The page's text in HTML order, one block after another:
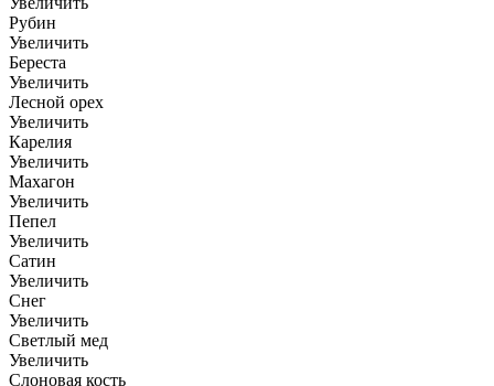
Рубин
Увеличить
Береста
Увеличить
Лесной орех
Увеличить
Карелия
Увеличить
Махагон
Увеличить
Пепел
Увеличить
Сатин
Увеличить
Снег
Увеличить
Светлый мед
Увеличить
Слоновая кость